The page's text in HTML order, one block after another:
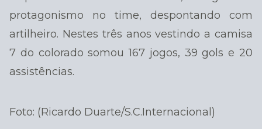
protagonismo no time, despontando com
artilheiro. Nestes três anos vestindo a camisa
7 do colorado somou 167 jogos, 39 gols e 20
assistências.
Foto: (Ricardo Duarte/S.C.Internacional)